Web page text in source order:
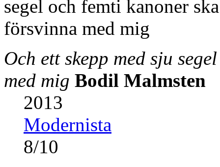
Och ett skepp med sju
med mig Bodil Malmsten
2013
Modernista
8/10